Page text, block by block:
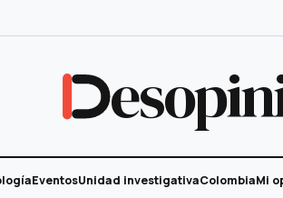
EventosUnidad investigativaColombiaMi